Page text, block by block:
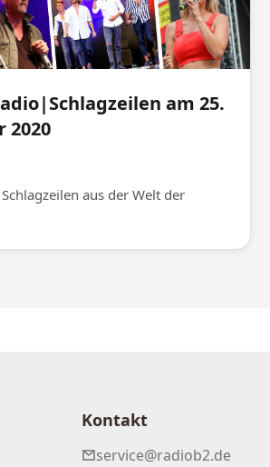
am 25.
2020
aus der Welt der
Kontakt
service@radiob2.de